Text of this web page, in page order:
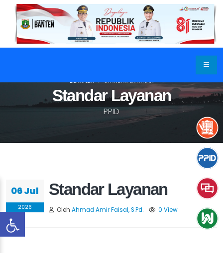
Standar Layanan
PPID
BERANDA STANDAR LAYANAN
06 Jul
2026
Standar Layanan
Oleh Ahmad Amir Faisal, S.Pd. 0 View